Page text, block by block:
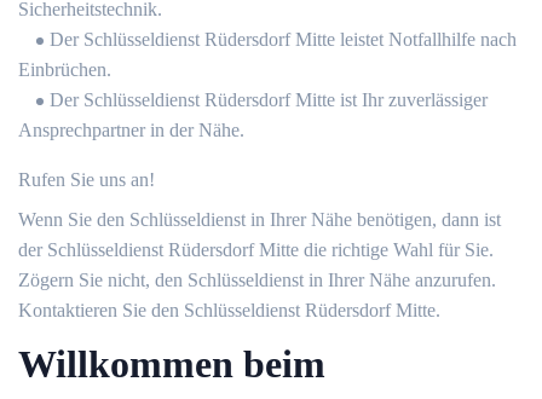
Sicherheitstechnik.
Der Schlüsseldienst Rüdersdorf Mitte leistet Notfallhilfe nach
Einbrüchen.
Der Schlüsseldienst Rüdersdorf Mitte ist Ihr zuverlässiger
Ansprechpartner in der Nähe.
Rufen Sie uns an!
Wenn Sie den Schlüsseldienst in Ihrer Nähe benötigen, dann ist
der Schlüsseldienst Rüdersdorf Mitte die richtige Wahl für Sie.
Zögern Sie nicht, den Schlüsseldienst in Ihrer Nähe anzurufen.
Kontaktieren Sie den Schlüsseldienst Rüdersdorf Mitte.
Willkommen beim